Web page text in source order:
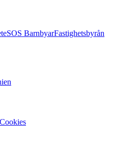
SOS BarnbyarFastighetsbyrån
Cookies